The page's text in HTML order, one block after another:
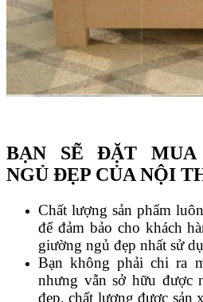
BẠN SẼ ĐẶT MUA
NGỦ ĐẸP CỦA NỘI
Chất lượng sản phẩm
để đảm bảo cho khách
giường ngủ đẹp nhất sử
Bạn không phải chi ra
nhưng vẫn sở hữu được
đẹp, chất lượng được sản